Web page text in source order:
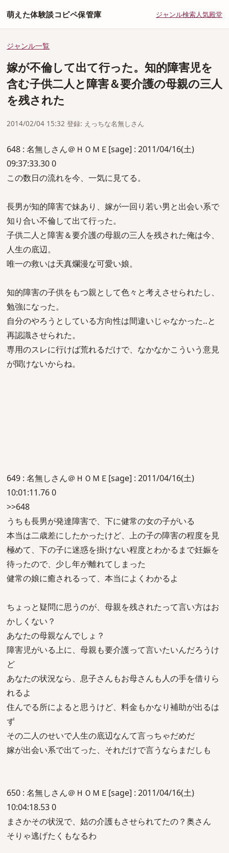
萌えた体験談コピペ保管庫 ジャンル検索人気殿堂
ジャンル一覧
嫁が不倫して出て行った。知的障害児を
含む子供二人と障害＆要介護の母親の三人
を残された
2014/02/04 15:32 登録: えっちな名無しさん
648 : 名無しさん＠ＨＯＭＥ[sage] : 2011/04/16(土)
09:37:33.30 0
この数日の流れを今、一気に見てる。
長男が知的障害で妹あり、嫁が一回り若い男と出会い系で
知り合い不倫して出て行った。
子供二人と障害＆要介護の母親の三人を残された俺は今、
人生の底辺。
唯一の救いは天真爛漫な可愛い娘。
知的障害の子供をもつ親として色々と考えさせられたし、
勉強になった。
自分のやろうとしている方向性は間違いじゃなかった‥と
再認識させられた。
専用のスレに行けば荒れるだけで、なかなかこういう意見
が聞けないからね。
649 : 名無しさん＠ＨＯＭＥ[sage] : 2011/04/16(土)
10:01:11.76 0
>>648
うちも長男が発達障害で、下に健常の女の子がいる
本当は二歳差にしたかったけど、上の子の障害の程度を見
極めて、下の子に迷惑を掛けない程度とわかるまで妊娠を
待ったので、少し年が離れてしまった
健常の娘に癒されるって、本当によくわかるよ
ちょっと疑問に思うのが、母親を残されたって言い方はお
かしくない？
あなたの母親なんでしょ？
障害児がいる上に、母親も要介護って言いたいんだろうけ
ど
あなたの状況なら、息子さんもお母さんも人の手を借りら
れるよ
住んでる所によると思うけど、料金もかなり補助が出るは
ず
その二人のせいで人生の底辺なんて言っちゃだめだ
嫁が出会い系で出てった、それだけで言うならまだしも
650 : 名無しさん＠ＨＯＭＥ[sage] : 2011/04/16(土)
10:04:18.53 0
まさかその状況で、姑の介護もさせられてたの？奥さん
そりゃ逃げたくもなるわ